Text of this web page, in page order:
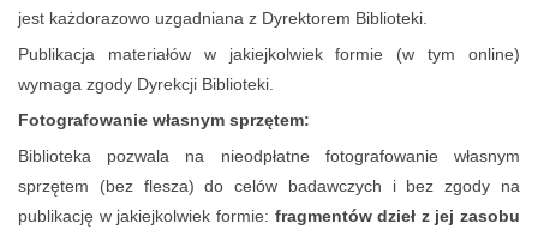
jest każdorazowo uzgadniana z Dyrektorem Biblioteki.
Publikacja materiałów w jakiejkolwiek formie (w tym online)
wymaga zgody Dyrekcji Biblioteki.
Fotografowanie własnym sprzętem:
Biblioteka pozwala na nieodpłatne fotografowanie własnym
sprzętem (bez flesza) do celów badawczych i bez zgody na
publikację w jakiejkolwiek formie: fragmentów dzieł z jej zasobu